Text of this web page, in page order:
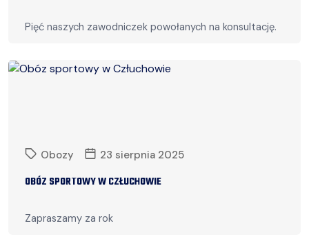
Pięć naszych zawodniczek powołanych na konsultację.
Czytaj więcej
Obozy 23 sierpnia 2025
OBÓZ SPORTOWY W CZŁUCHOWIE
Zapraszamy za rok